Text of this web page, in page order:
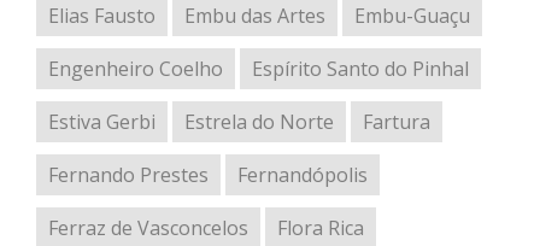
Elias Fausto Embu das Artes
Embu-Guaçu
Engenheiro Coelho
Espírito Santo do Pinhal
Estiva Gerbi
Estrela do Norte
Fartura
Fernando Prestes
Fernandópolis
Ferraz de Vasconcelos
Flora Rica